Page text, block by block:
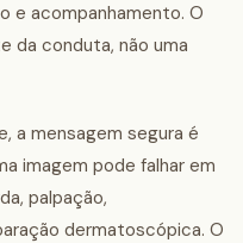
e acompanhamento. O
da conduta, não uma
a mensagem segura é
imagem pode falhar em
palpação,
dermatoscópica. O